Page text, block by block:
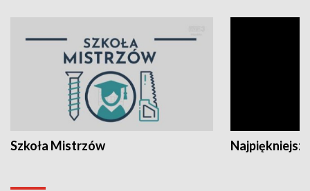
Szkoła Mistrzów